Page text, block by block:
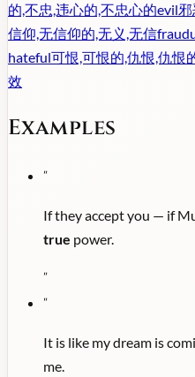
的,不忠,违心的,不忠心的evil
信仰,无信仰的,无义,无信
hateful可恨,可恨的,仇恨,仇恨
效
Examples
"
If they accept you — if
true power.
"
"
It is like my dream is
me.